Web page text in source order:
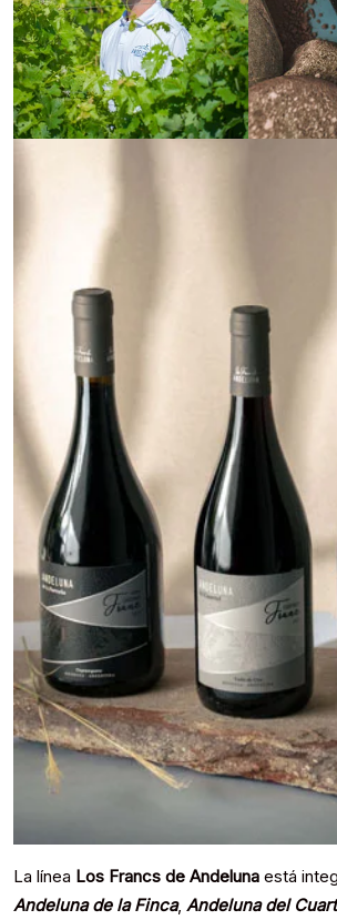
La línea Los Francs de Andeluna está
Andeluna de la Finca, Andeluna del